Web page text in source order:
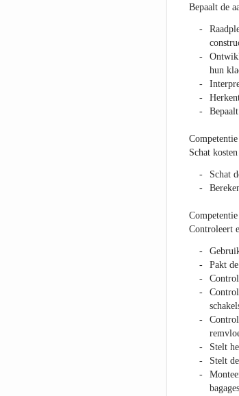
Bepaalt de
hun
Schat
Schat
Controleert
Pakt
Stelt
Stelt